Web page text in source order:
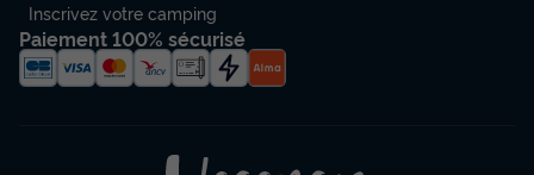
Inscrivez votre camping
Paiement 100% sécurisé